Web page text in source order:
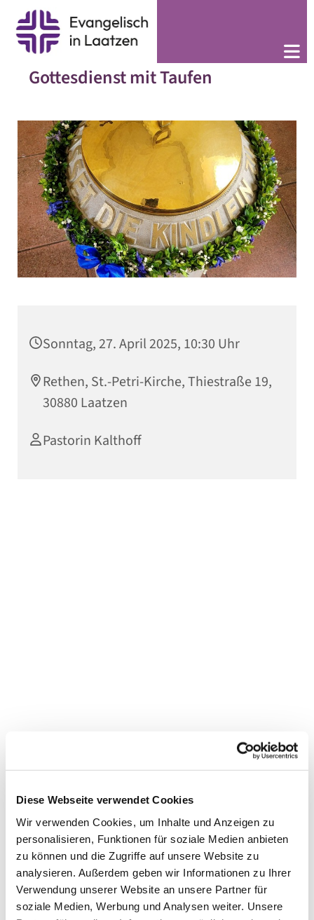
Diese Webseite verwendet Cookies
Wir verwenden Cookies, um Inhalte und Anzeigen zu
personalisieren, Funktionen für soziale Medien anbieten
zu können und die Zugriffe auf unsere Website zu
analysieren. Außerdem geben wir Informationen zu Ihrer
Verwendung unserer Website an unsere Partner für
soziale Medien, Werbung und Analysen weiter. Unsere
Gottesdienst mit Taufen
Sonntag, 27. April 2025, 10:30 Uhr
Rethen, St.-Petri-Kirche, Thiestraße 19,
30880 Laatzen
Pastorin Kalthoff